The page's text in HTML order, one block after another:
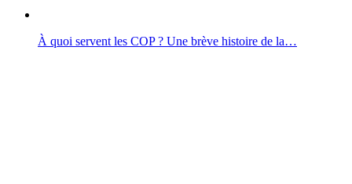
À quoi servent les COP ? Une brève histoire de la…